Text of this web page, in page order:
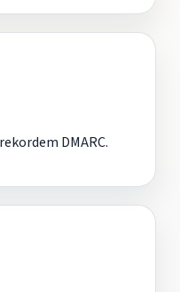
DMARC.